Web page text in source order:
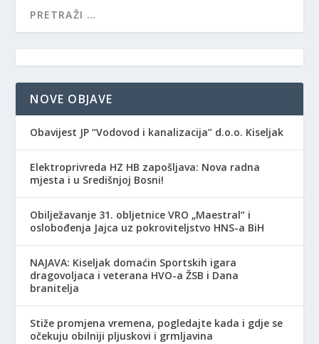
NOVE OBJAVE
Obavijest JP “Vodovod i kanalizacija” d.o.o. Kiseljak
Elektroprivreda HZ HB zapošljava: Nova radna
mjesta i u Središnjoj Bosni!
Obilježavanje 31. obljetnice VRO „Maestral“ i
oslobođenja Jajca uz pokroviteljstvo HNS-a BiH
NAJAVA: Kiseljak domaćin Sportskih igara
dragovoljaca i veterana HVO-a ŽSB i Dana
branitelja
Stiže promjena vremena, pogledajte kada i gdje se
očekuju obilniji pljuskovi i grmljavina